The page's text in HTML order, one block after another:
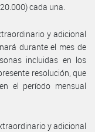
cada una.
y adicional
durante el mes de
incluidas en los
resolución, que
el período mensual
y adicional